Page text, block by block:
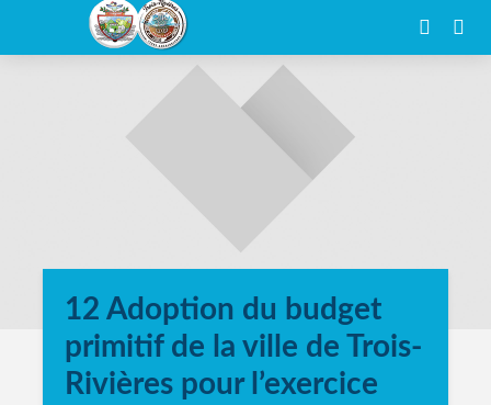
12 Adoption du budget
primitif de la ville de Trois-
Rivières pour l’exercice